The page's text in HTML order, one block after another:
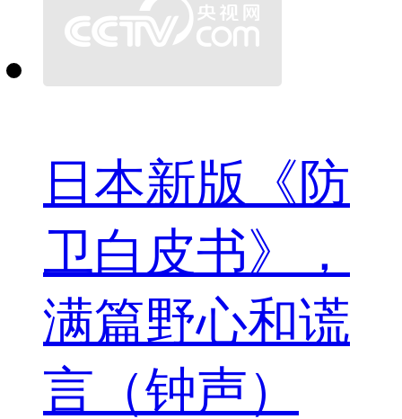
日本新版《防
卫白皮书》，
满篇野心和谎
言（钟声）